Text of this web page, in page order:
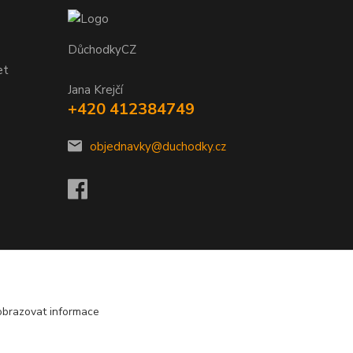
DůchodkyCZ
Jana Krejčí
+420 412384749
objednavky@duchodky.cz
informace